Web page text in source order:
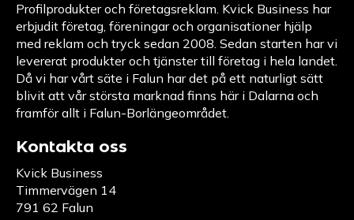
Profilprodukter och företagsreklam. Kvick Business har
erbjudit företag, föreningar och organisationer hjälp
med reklam och tryck sedan 2008. Sedan starten har vi
levererat produkter och tjänster till företag i hela landet.
Då vi har vårt säte i Falun har det på ett naturligt sätt
blivit att vår största marknad finns här i Dalarna och
framför allt i Falun-Borlängeområdet.
Kontakta oss
Kvick Business
Timmervägen 14
791 62 Falun